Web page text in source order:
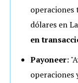
operaciones
dólares en
en
Payoneer:
operaciones